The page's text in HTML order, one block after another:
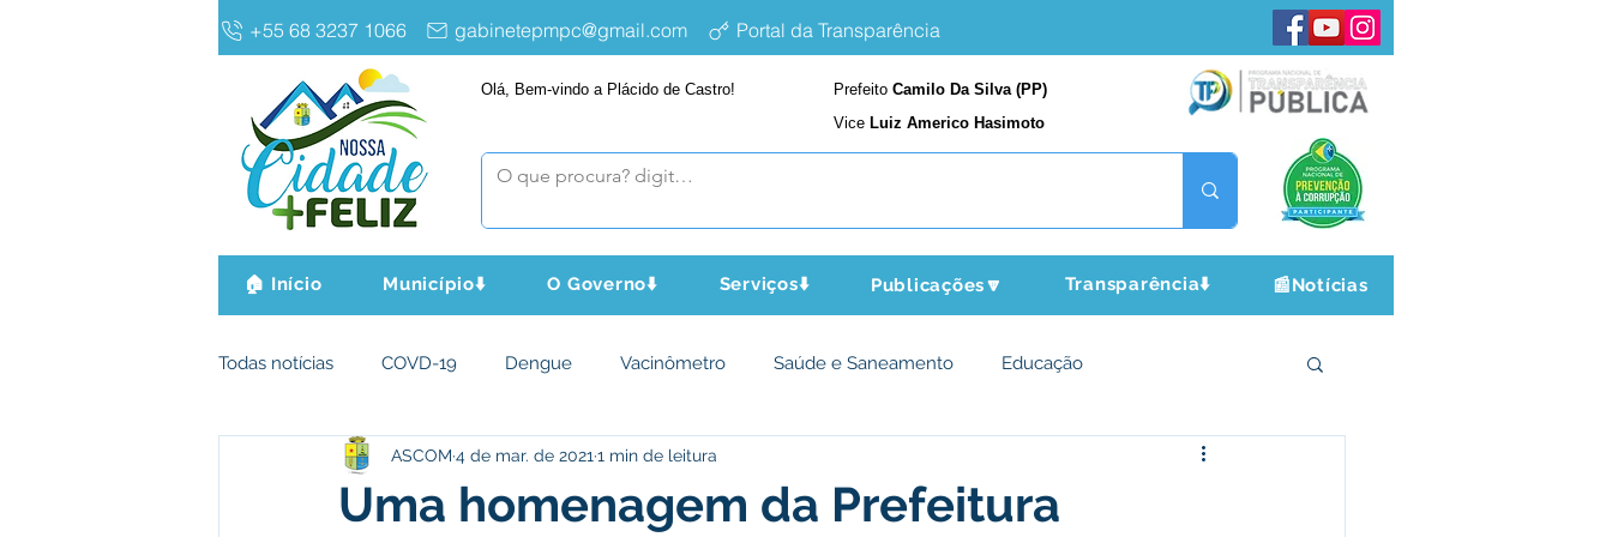
+55 68 3237 1066 gabinetepmpc@gmail.com Portal da Transparência
Olá, Bem-vindo a Plácido de Castro! Prefeito Camilo Da Silva (PP)
Vice Luiz Americo Hasimoto
🏠 Início Município⬇️ O Governo⬇️ Serviços⬇️ Publicações🔽 Transparência⬇️ 📰Notícias
Todas notícias COVD-19 Dengue Vacinômetro Saúde e Saneamento Educação
Infraestrutura e Obras Agricultura e Meio Ambiente
Uma homenagem da Prefeitura
ASCOM 4 de mar. de 2021 1 min de leitura